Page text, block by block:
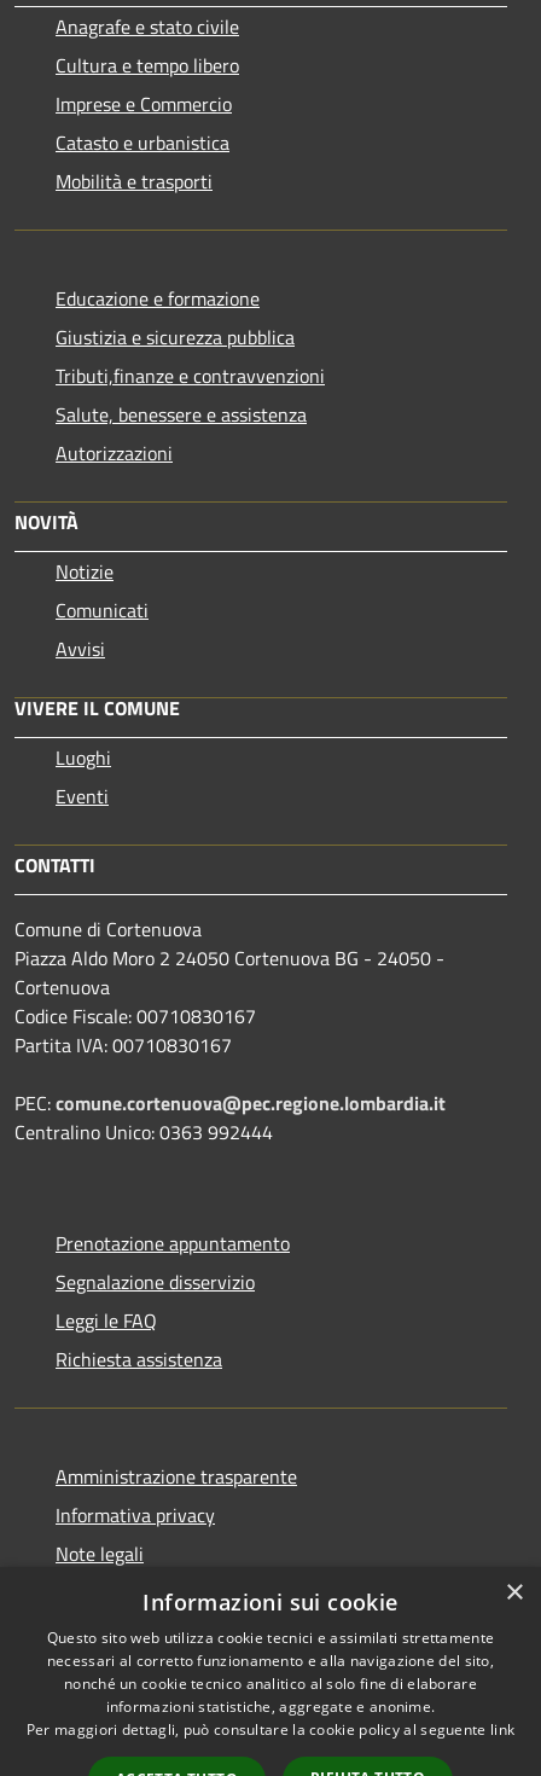
Anagrafe e stato civile
Cultura e tempo libero
Imprese e Commercio
Catasto e urbanistica
Mobilità e trasporti
Educazione e formazione
Giustizia e sicurezza pubblica
Tributi,finanze e contravvenzioni
Salute, benessere e assistenza
Autorizzazioni
NOVITÀ
Notizie
Comunicati
Avvisi
VIVERE IL COMUNE
Luoghi
Eventi
CONTATTI
Comune di Cortenuova
Piazza Aldo Moro 2 24050 Cortenuova BG - 24050 -
Cortenuova
Codice Fiscale: 00710830167
Partita IVA: 00710830167
PEC:comune.cortenuova@pec.regione.lombardia.it
Centralino Unico: 0363 992444
Prenotazione appuntamento
Segnalazione disservizio
Leggi le FAQ
Richiesta assistenza
Amministrazione trasparente
Informativa privacy
Note legali
Dichiarazione di accessibilità
Accessibilità
Copyright © 2026 • Comune di
Cortenuova • Powered by
×
Informazioni sui cookie
Questo sito web utilizza cookie tecnici e assimilati strettamente
necessari al corretto funzionamento e alla navigazione del sito,
nonché un cookie tecnico analitico al solo fine di elaborare
informazioni statistiche, aggregate e anonime.
Per maggiori dettagli, può consultare la cookie policy al seguente link